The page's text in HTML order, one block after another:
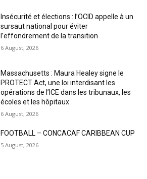
Insécurité et élections : l’OCID appelle à un
sursaut national pour éviter
l’effondrement de la transition
6 August, 2026
Massachusetts : Maura Healey signe le
PROTECT Act, une loi interdisant les
opérations de l’ICE dans les tribunaux, les
écoles et les hôpitaux
6 August, 2026
FOOTBALL – CONCACAF CARIBBEAN CUP
5 August, 2026